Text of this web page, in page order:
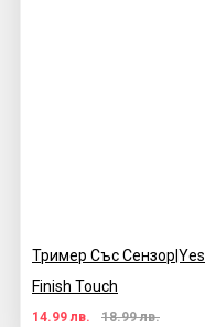
Тример Със Сензор|Yes
Finish Touch
14.99 лв. 18.99 лв.